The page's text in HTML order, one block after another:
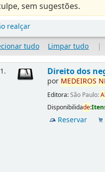
sem sugestões.
realçar
tudo
Limpar tudo |
1. Direito dos
por MEDEIROS
Editora:São Paulo:
Disponibilidade:
Reservar